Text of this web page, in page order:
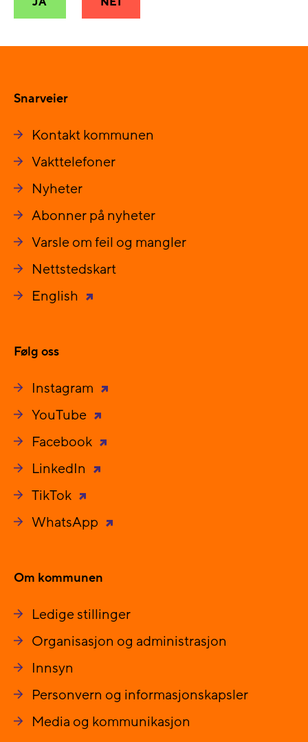
Snarveier
Kontakt kommunen
Vakttelefoner
Nyheter
Abonner på nyheter
Varsle om feil og mangler
Nettstedskart
English
Følg oss
Instagram
YouTube
Facebook
LinkedIn
TikTok
WhatsApp
Om kommunen
Ledige stillinger
Organisasjon og administrasjon
Innsyn
Personvern og informasjonskapsler
Media og kommunikasjon